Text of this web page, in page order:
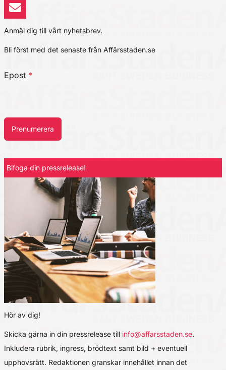
Anmäl dig till vårt nyhetsbrev.
Bli först med det senaste från Affärsstaden.se
Epost *
Prenumerera
Bifoga din pressrelease!
Hör av dig!
Skicka gärna in din pressrelease till info@affarsstaden.se.
Inkludera rubrik, ingress, brödtext samt bild + eventuell
upphovsrätt. Redaktionen granskar innehållet innan det